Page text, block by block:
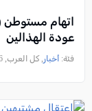
عودة الهذالين
فئة: أخبار , كل العرب, 2026-08-06 12:31:39